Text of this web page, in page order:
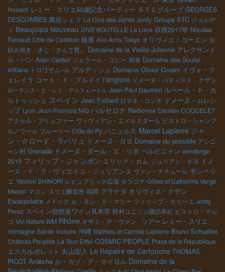
Hoesch レミー・スリエ50歳記念パーティー ＳＴＣグループ GEORGES
DESCOMBES 萬谷シェフ Le Clos des Jarres Jordy Groupe STC ジョルデ
ィ Beaujolais Nouveau DIVE BOUTELLE La Loire 収穫2017年 Nicolas
Renaud Côte de Castillon 銀座 Aux Amis Tokyo オリヴィエ・コーエン お
好み焼き・きじ「さんて寛」
Domaine de la Vieille Julienne アレクサンド
ル・バン Alain Castex ジェラール・ゴビー 和食 Domaine des Soulié
400ans トロワザム−ル アルデッシュ Domaine Olivier Cousin イヴォ・フ
ェレイラ コート・ド・ブルイイ l'anglore ドメーヌ・バティスト・クザン
ローランス・エ・レミ・デュフェートル Jean-Paul Daumen ルペール・ド・カ
ルトゥッシュ スペイン Jean Foillard ロマネ・コンチ ドメーヌ・ムレシ
ップ Lyon Jean-Francois NIQ バルセロナ Narbonne Damien COQUELET
アクセル・プリュファー ヴィヴィアン・エメルスダール ビストロ・シャンブ
ルノワール フルーリー Côte de Py バニュルス Marcel Lapierre ジャ
ン・クロード・ラパリュ ドメーヌ・ヨヨ Domaine du possible アシニ
ャン村 Granada ドメーヌ・ダール・エ・リボ ペルピニャン vendange
2019 フィリップ・ジャンボン エリック・カム ジュリアン・ギヨ ドメ
ーヌ・ド・ラ・ヴィエイユ・ジュリアンヌ ヴァン・ナチュール モンペリ
エ Yakitori SHINORI レピュブリック広場 タラゴナ Gilles et Catherine Vergé
Macon マコン スリエ醸造所 福岡 グラナダ オリヴィエ・クザン
Escarpolette メドック ル・モン・ド・マリー フィリップ・カリーユ Jordy
Perez スペイン自然派ワイン見本市 野村ユニソン諏訪本社 ビストロ・マル
ゴ Vin Nature BIM Rhône オザミ・デ・ヴァン ツアー レミー・スリエ
montagne Sainte Victoire 沖縄 Mathieu et Camille Lapierre Bruno Schueller
Château Poupille La Tour Eiffel COSMIC PEOPLE Place de la République
エスカルポレット 丸山宏人 Le Repaire de Cartouche THOMAS
PICOT Ardèche ル・カゾ・デ・マイヨル Domaine de la